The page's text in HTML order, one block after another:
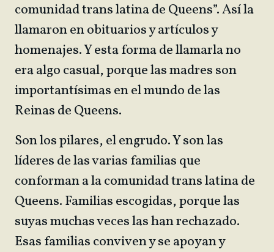
comunidad trans latina de Queens”. Así la
llamaron en obituarios y artículos y
homenajes. Y esta forma de llamarla no
era algo casual, porque las madres son
importantísimas en el mundo de las
Reinas de Queens.
Son los pilares, el engrudo. Y son las
líderes de las varias familias que
conforman a la comunidad trans latina de
Queens. Familias escogidas, porque las
suyas muchas veces las han rechazado.
Esas familias conviven y se apoyan y